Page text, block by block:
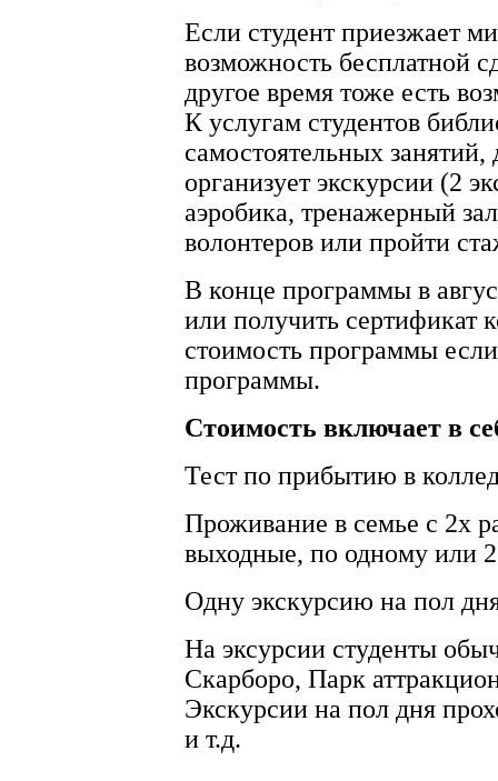
Если студент приезжает
возможность бесплатной
другое время тоже есть
К услугам студентов
самостоятельных
организует экскурсии (2
аэробика, тренажерный
волонтеров или пройти
В конце программы в
или получить сертификат
стоимость программы
программы.
Стоимость включает в
Тест по прибытию в
Проживание в семье с 2х
выходные, по одному или
Одну экскурсию на пол
На эксурсии студенты
Скарборо, Парк
Экскурсии на пол дня
и т.д.